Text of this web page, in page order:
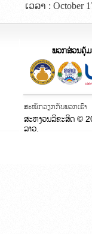
ເວລາ : October
ພວກສ່ວນຄຸ້ມ
ສະໝັກວຽກກັບພວກເຮົາ
ສະຫງວນລິຂະສິດ ©
ລາວ.